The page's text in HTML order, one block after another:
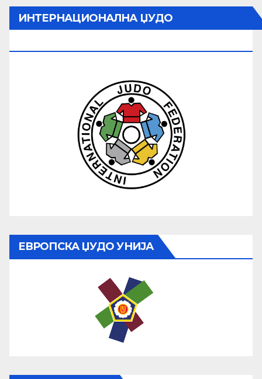
ИНТЕРНАЦИОНАЛНА ЏУДО
ЕВРОПСКА ЏУДО УНИЈА